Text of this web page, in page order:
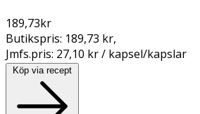
189,73kr
Butikspris: 189,73 kr,
Jmfs.pris: 27,10 kr / kapsel/kapslar
Köp via recept